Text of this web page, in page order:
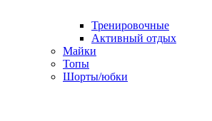
Тренировочные
Активный отдых
Майки
Топы
Шорты/юбки